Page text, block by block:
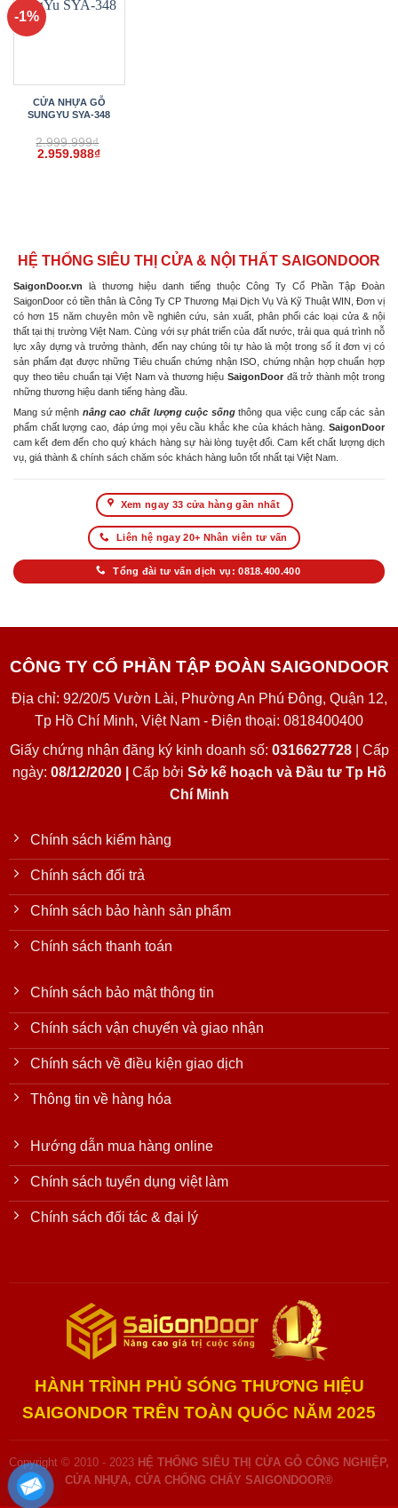
-1%
CỬA NHỰA GỖ
SUNGYU SYA-348
2.999.999₫
Giá
2.959.988₫Giá
HỆ THỐNG SIÊU THỊ CỬA & NỘI THẤT SAIGONDOOR
SaigonDoor.vn là thương hiệu danh tiếng thuộc Công Ty Cổ Phần Tập Đoàn
SaigonDoor có tiền thân là Công Ty CP Thương Mại Dịch Vụ Và Kỹ Thuật WIN, Đơn vị
có hơn 15 năm chuyên môn về nghiên cứu, sản xuất, phân phối các loại cửa & nội
thất tại thị trường Việt Nam. Cùng với sự phát triển của đất nước, trải qua quá trình nỗ
lực xây dựng và trưởng thành, đến nay chúng tôi tự hào là một trong số ít đơn vị có
sản phẩm đạt được những Tiêu chuẩn chứng nhận ISO, chứng nhận hợp chuẩn hợp
quy theo tiêu chuẩn tại Việt Nam và thương hiệu SaigonDoor đã trở thành một trong
những thương hiệu danh tiếng hàng đầu.
Mang sứ mệnh nâng cao chất lượng cuộc sốngthông qua việc cung cấp các sản
phẩm chất lượng cao, đáp ứng mọi yêu cầu khắc khe của khách hàng. SaigonDoor
cam kết đem đến cho quý khách hàng sự hài lòng tuyệt đối. Cam kết chất lượng dịch
vụ, giá thành & chính sách chăm sóc khách hàng luôn tốt nhất tại Việt Nam.
Xem ngay 33 cửa hàng gần nhất
Liên hệ ngay 20+ Nhân viên tư vấn
Tổng đài tư vấn dịch vụ: 0818.400.400
CÔNG TY CỔ PHẦN TẬP ĐOÀN SAIGONDOOR
Địa chỉ: 92/20/5 Vườn Lài, Phường An Phú Đông, Quận 12,
Tp Hồ Chí Minh, Việt Nam - Điện thoại: 0818400400
Giấy chứng nhận đăng ký kinh doanh số: 0316627728| Cấp
ngày: 08/12/2020 | Cấp bởi Sở kế hoạch và Đầu tư Tp Hồ
Chí Minh
Chính sách kiểm hàng
Chính sách đổi trả
Chính sách bảo hành sản phẩm
Chính sách thanh toán
Chính sách bảo mật thông tin
Chính sách vận chuyển và giao nhận
Chính sách về điều kiện giao dịch
Thông tin về hàng hóa
Hướng dẫn mua hàng online
Chính sách tuyển dụng việt làm
Chính sách đối tác & đại lý
HÀNH TRÌNH PHỦ SÓNG THƯƠNG HIỆU
SAIGONDOR TRÊN TOÀN QUỐC NĂM 2025
Copyright © 2010 - 2023 HỆ THỐNG SIÊU THỊ CỬA GỖ CÔNG NGHIỆP,
CỬA NHỰA, CỬA CHỐNG CHÁY SAIGONDOOR®